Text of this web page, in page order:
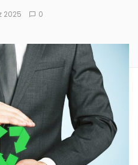
2025 0